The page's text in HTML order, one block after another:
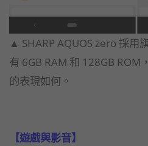
▲ SHARP AQUOS zero 採用
有 6GB RAM 和 128GB ROM
的表現如何。
【遊戲與影音】